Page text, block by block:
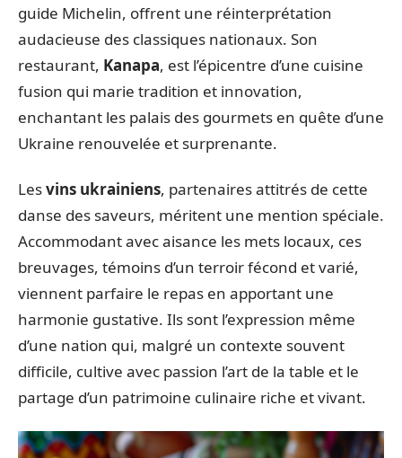
guide Michelin, offrent une réinterprétation
audacieuse des classiques nationaux. Son
restaurant, Kanapa, est l’épicentre d’une cuisine
fusion qui marie tradition et innovation,
enchantant les palais des gourmets en quête d’une
Ukraine renouvelée et surprenante.
Lesvins ukrainiens, partenaires attitrés de cette
danse des saveurs, méritent une mention spéciale.
Accommodant avec aisance les mets locaux, ces
breuvages, témoins d’un terroir fécond et varié,
viennent parfaire le repas en apportant une
harmonie gustative. Ils sont l’expression même
d’une nation qui, malgré un contexte souvent
difficile, cultive avec passion l’art de la table et le
partage d’un patrimoine culinaire riche et vivant.